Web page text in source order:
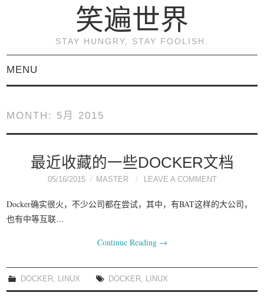
笑遍世界
STAY HUNGRY, STAY FOOLISH.
MENU
（连载）
战与原理解析》
我要笑遍世界
MONTH: 5月 2015
最近收藏的一些DOCKER文档
05/16/2015 MASTER LEAVE A COMMENT
Docker确实很火，不少公司都在尝试，其中，有BAT这样的大公司，
也有中等互联…
Continue Reading →
DOCKER LINUX DOCKER LINUX